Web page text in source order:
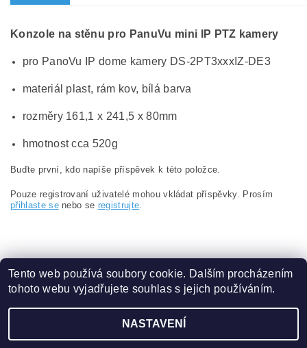
Konzole na stěnu pro PanuVu mini IP PTZ kamery
pro PanoVu IP dome kamery DS-2PT3xxxIZ-DE3
materiál plast, rám kov, bílá barva
rozměry 161,1 x 241,5 x 80mm
hmotnost cca 520g
Buďte první, kdo napíše příspěvek k této položce.
Pouze registrovaní uživatelé mohou vkládat příspěvky. Prosím
přihlaste senebo se registrujte.
Obchodní podmínky | Ochrana osobních údajů
2026 ©eshop.VAKAP.cz, všechna práva vyhrazena
Tento web používá soubory cookie. Dalším procházením
tohoto webu vyjadřujete souhlas s jejich používáním.
NASTAVENÍ